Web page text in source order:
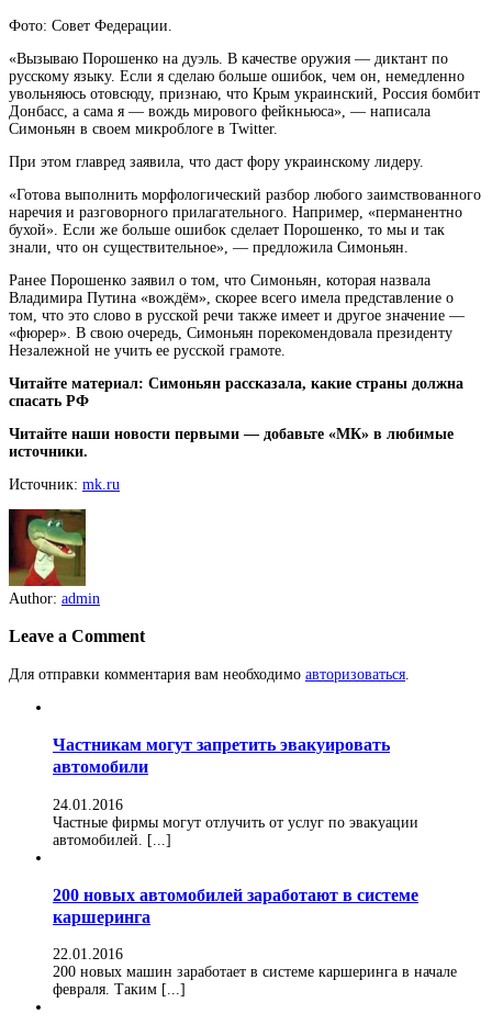
Фото: Совет Федерации.
«Вызываю Порошенко на дуэль. В качестве оружия — диктант по
русскому языку. Если я сделаю больше ошибок, чем он, немедленно
увольняюсь отовсюду, признаю, что Крым украинский, Россия бомбит
Донбасс, а сама я — вождь мирового фейкньюса», — написала
Симоньян в своем микроблоге в Twitter.
При этом главред заявила, что даст фору украинскому лидеру.
«Готова выполнить морфологический разбор любого заимствованного
наречия и разговорного прилагательного. Например, «перманентно
бухой». Если же больше ошибок сделает Порошенко, то мы и так
знали, что он существительное», — предложила Симоньян.
Ранее Порошенко заявил о том, что Симоньян, которая назвала
Владимира Путина «вождём», скорее всего имела представление о
том, что это слово в русской речи также имеет и другое значение —
«фюрер». В свою очередь, Симоньян порекомендовала президенту
Незалежной не учить ее русской грамоте.
Читайте материал: Симоньян рассказала, какие страны должна
спасать РФ
Читайте наши новости первыми — добавьте «МК» в любимые
источники.
Источник: mk.ru
Author: admin
Leave a Comment
Для отправки комментария вам необходимо авторизоваться
Частникам могут запретить эвакуировать
автомобили
24.01.2016
Частные фирмы могут отлучить от услуг по эвакуации
автомобилей. [...]
200 новых автомобилей заработают в системе
каршеринга
22.01.2016
200 новых машин заработает в системе каршеринга в начале
февраля. Таким [...]